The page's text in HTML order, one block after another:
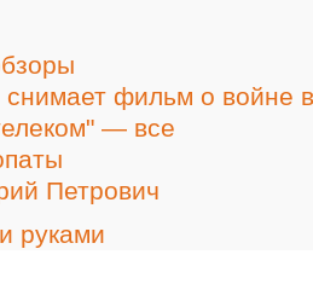
снимает фильм о войне
— все
Петрович